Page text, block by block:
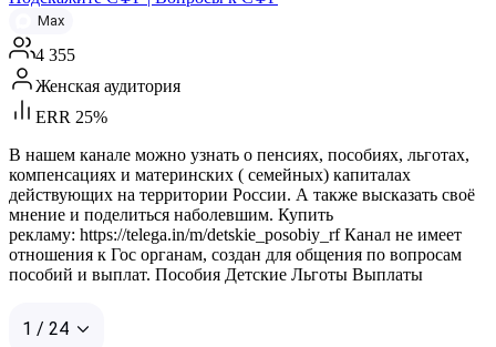
Max
4 355
Женская аудитория
ERR 25%
В нашем канале можно узнать о пенсиях, пособиях, льготах,
компенсациях и материнских ( семейных) капиталах
действующих на территории России. А также высказать своё
мнение и поделиться наболевшим. Купить
рекламу: https://telega.in/m/detskie_posobiy_rf Канал не имеет
отношения к Гос органам, создан для общения по вопросам
пособий и выплат. Пособия Детские Льготы Выплаты
1 / 24